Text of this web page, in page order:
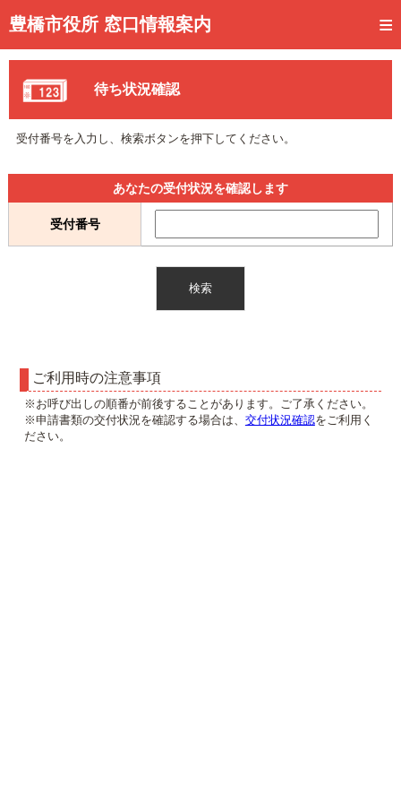
豊橋市役所 窓口情報案内
トップページ
事前予約
予約状況確認
待ち状況確認
交付状況確認
待ち状況確認
受付番号を入力し、検索ボタンを押下してください。
あなたの受付状況を確認します
受付番号
ご利用時の注意事項
※お呼び出しの順番が前後することがあります。ご了承ください。
※申請書類の交付状況を確認する場合は、 交付状況確認をご利用く
ださい。